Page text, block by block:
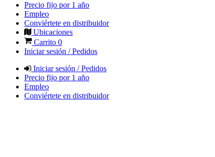
Precio fijo por 1 año
Empleo
Conviértete en distribuidor
Ubicaciones
Carrito 0
Iniciar sesión / Pedidos
Iniciar sesión / Pedidos
Precio fijo por 1 año
Empleo
Conviértete en distribuidor